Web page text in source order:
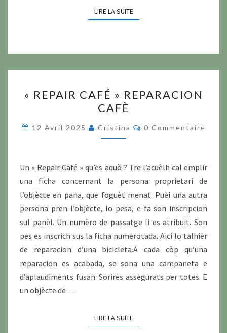
LIRE LA SUITELIRE LA SUITE
CAFÉ »
REPARACION
CAFÈ
« REPAIR CAFÉ » REPARACION
CAFÈ
12 Avril 2025 Cristina Commentaires
0 Commentaire
Un « Repair Café » qu’es aquò ? Tre l’acuèlh cal emplir
una ficha concernant la persona proprietari de
l’objècte en pana, que foguèt menat. Puèi una autra
persona pren l’objècte, lo pesa, e fa son inscripcion
sul panèl. Un numèro de passatge li es atribuit. Son
pes es inscrich sus la ficha numerotada. Aicí lo talhièr
de reparacion d’una bicicleta.A cada còp qu’una
reparacion es acabada, se sona una campaneta e
d’aplaudiments fusan. Sorires assegurats per totes. E
un objècte de…
LIRE LA SUITELIRE LA SUITE